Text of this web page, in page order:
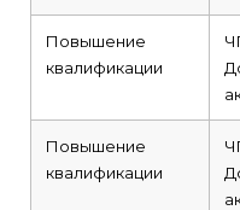
Повышение
квалификации
Повышение
квалификации